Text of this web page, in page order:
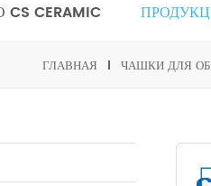
CS CERAMIC
ГЛАВНАЯ ЧАШКИ ДЛЯ